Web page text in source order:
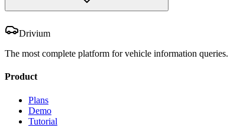
Drivium
The most complete platform for vehicle information queries.
Product
Plans
Demo
Tutorial